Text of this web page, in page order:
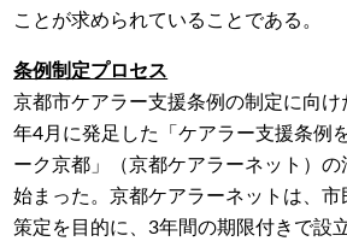
ことが求められていることである。
条例制定プロセス
京都市ケアラー支援条例の制定に向
年4月に発足した「ケアラー支援条例
ーク京都」（京都ケアラーネット）の
始まった。京都ケアラーネットは、市
策定を目的に、3年間の期限付きで設